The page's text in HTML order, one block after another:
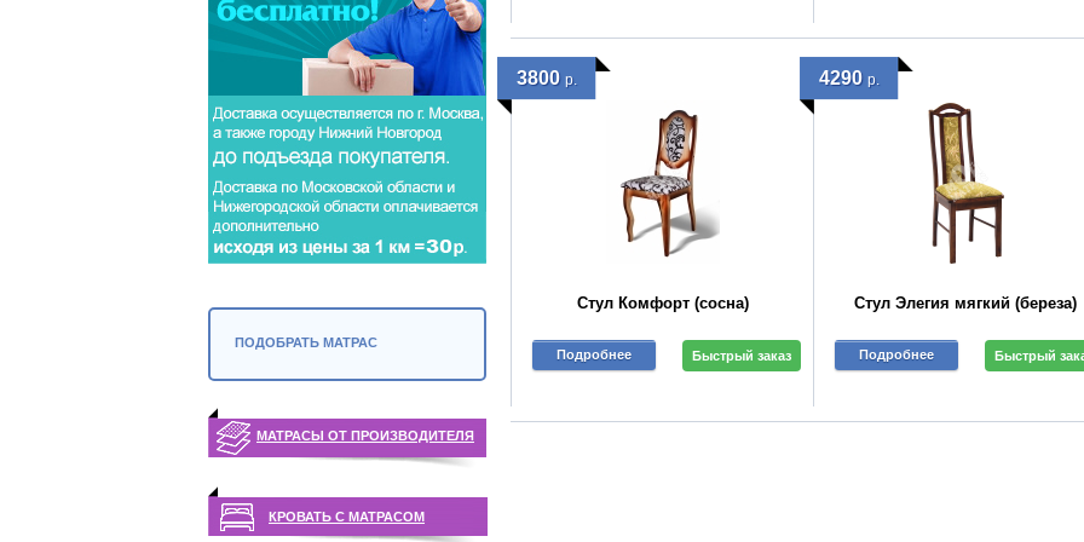
3800 р.
Стул Комфорт (сосна)
Быстрый заказ
Подробнее
4290 р.
Стул Элегия мягкий (береза)
Быстрый
Подробнее
ПОДОБРАТЬ МАТРАС
МАТРАСЫ ОТ ПРОИЗВОДИТЕЛЯ
КРОВАТЬ С МАТРАСОМ